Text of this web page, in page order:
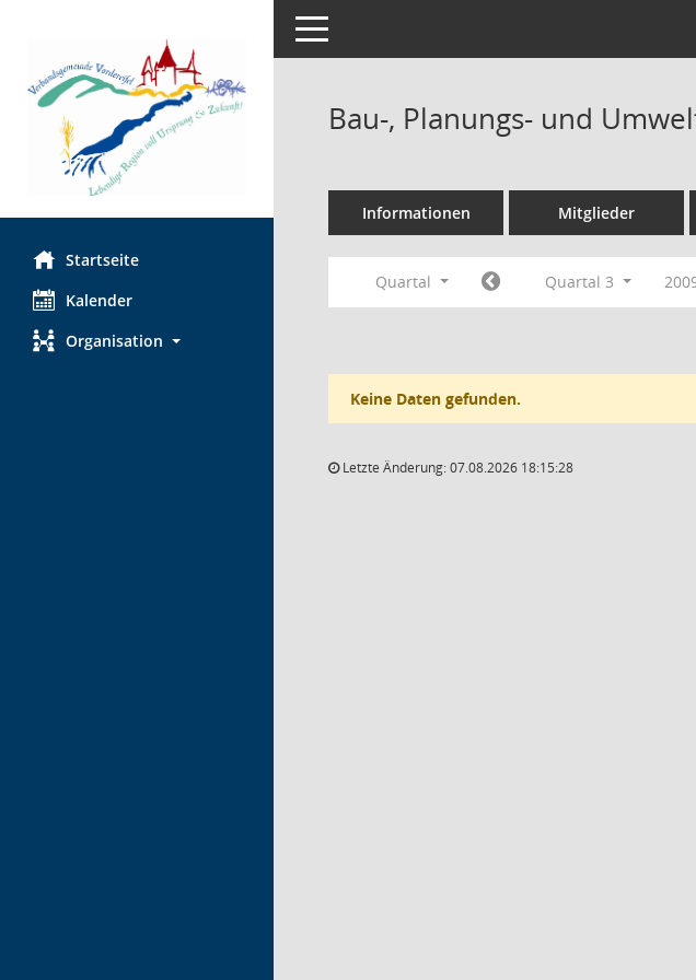
Startseite
Kalender
Organisation
Toggle navigation
Bau-, Planungs- und
Informationen Mitglieder
Quartal Quartal 3
Keine Daten gefunden.
Letzte Änderung: 07.08.2026 18:15:28